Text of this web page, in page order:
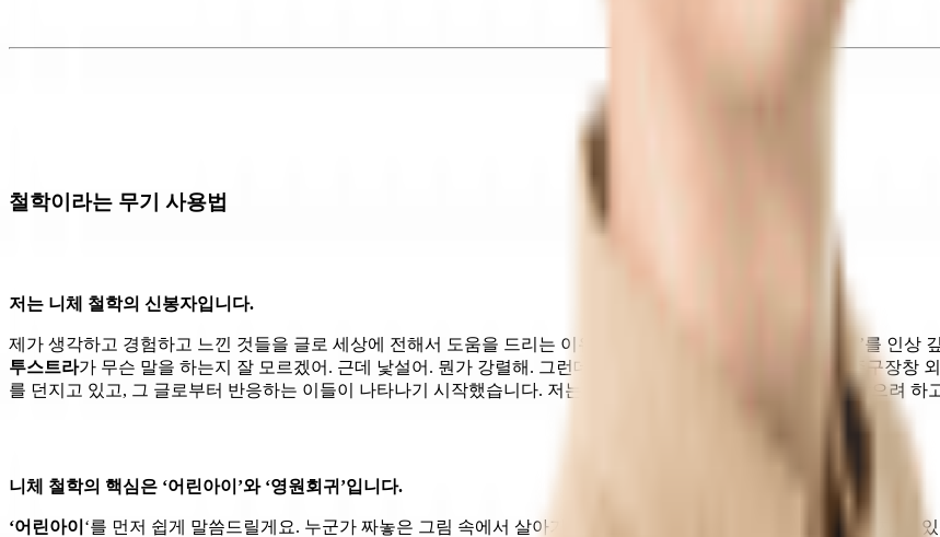
철학이라는 무기 사용법
저는 니체 철학의 신봉자입니다.
제가 생각하고 경험하고 느낀 것들을 글로 세상에 전해서 도움을 드리는 이유도 ‘짜라투스트라는 이렇게 말했다’를 인상
투스트라가 무슨 말을 하는지 잘 모르겠어. 근데 낯설어. 뭔가 강렬해. 그런데 저 사람은 왜 저 이야기를 저렇게 주구장창
를 던지고 있고, 그 글로부터 반응하는 이들이 나타나기 시작했습니다. 저는 니체의 글에 나오는 인물의 모습을 닮으려 하
니체 철학의 핵심은 ‘어린아이’와 ‘영원회귀’입니다.
‘어린아이 ‘를 먼저 쉽게 말씀드릴게요. 누군가 짜놓은 그림 속에서 살아가는 ‘낙타’, 그리고 그 낙타를 지배하는 ‘사자’가